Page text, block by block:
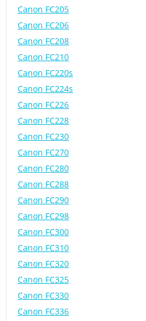
Canon FC205
Canon FC206
Canon FC208
Canon FC210
Canon FC220s
Canon FC224s
Canon FC226
Canon FC228
Canon FC230
Canon FC270
Canon FC280
Canon FC288
Canon FC290
Canon FC298
Canon FC300
Canon FC310
Canon FC320
Canon FC325
Canon FC330
Canon FC336